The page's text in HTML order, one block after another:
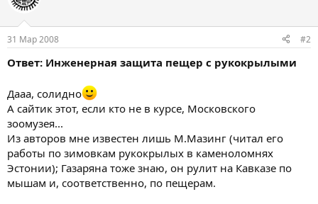
31 Мар 2008 #2
Ответ: Инженерная защита пещер с рукокрылыми
Дааа, солидно
А сайтик этот, если кто не в курсе, Московского
зоомузея...
Из авторов мне известен лишь М.Мазинг (читал его
работы по зимовкам рукокрылых в каменоломнях
Эстонии); Газаряна тоже знаю, он рулит на Кавказе по
мышам и, соответственно, по пещерам.